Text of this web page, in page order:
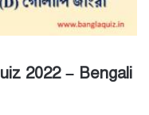
2022 – Bengali